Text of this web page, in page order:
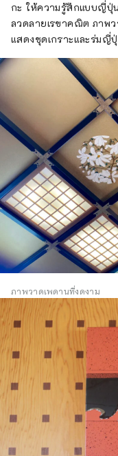
กะ ให้ความรู้สึกแบบญี่ปุ่
ลวดลายเรขาคณิต ภาพ
แสดงชุดเกราะและร่มญี่
ภาพวาดเพดานที่งดงาม